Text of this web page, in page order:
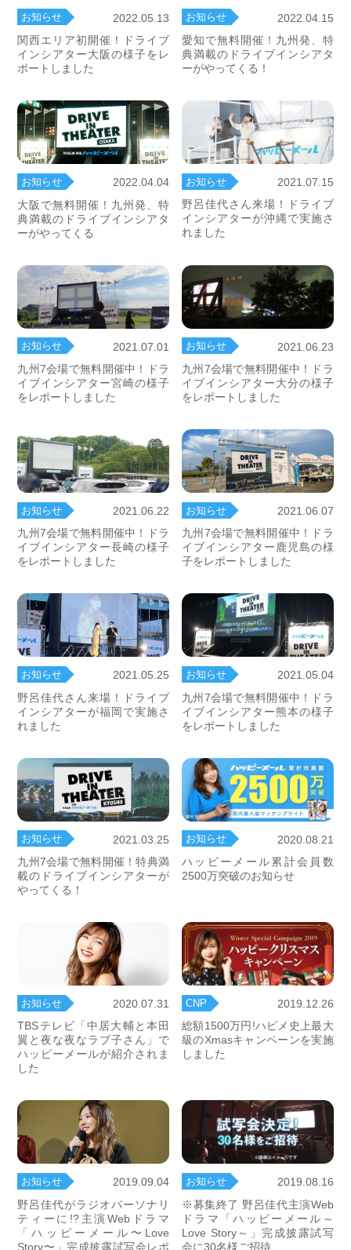
お知らせ
2022.05.13
関西エリア初開催！ドライブ
インシアター大阪の様子をレ
ポートしました
お知らせ
2022.04.15
愛知で無料開催！九州発、特
典満載のドライブインシアタ
ーがやってくる！
お知らせ
2022.04.04
大阪で無料開催！九州発、特
典満載のドライブインシアタ
ーがやってくる
お知らせ
2021.07.15
野呂佳代さん来場！ドライブ
インシアターが沖縄で実施さ
れました
お知らせ
2021.07.01
九州7会場で無料開催中！ドラ
イブインシアター宮崎の様子
をレポートしました
お知らせ
2021.06.23
九州7会場で無料開催中！ドラ
イブインシアター大分の様子
をレポートしました
お知らせ
2021.06.22
九州7会場で無料開催中！ドラ
イブインシアター長崎の様子
をレポートしました
お知らせ
2021.06.07
九州7会場で無料開催中！ドラ
イブインシアター鹿児島の様
子をレポートしました
お知らせ
2021.05.25
野呂佳代さん来場！ドライブ
インシアターが福岡で実施さ
れました
お知らせ
2021.05.04
九州7会場で無料開催中！ドラ
イブインシアター熊本の様子
をレポートしました
お知らせ
2021.03.25
九州7会場で無料開催！特典満
載のドライブインシアターが
やってくる！
お知らせ
2020.08.21
ハッピーメール累計会員数
2500万突破のお知らせ
お知らせ
2020.07.31
TBSテレビ「中居大輔と本田
翼と夜な夜なラブ子さん」で
ハッピーメールが紹介されま
した
CNP
2019.12.26
総額1500万円!ハピメ史上最大
級のXmasキャンペーンを実施
しました
お知らせ
2019.09.04
野呂佳代がラジオパーソナリ
ティーに!?主演Webドラマ
「ハッピーメール〜Love
Story〜」完成披露試写会レポ
お知らせ
2019.08.16
※募集終了 野呂佳代主演Web
ドラマ「ハッピーメール～
Love Story～」完成披露試写
会に30名様ご招待